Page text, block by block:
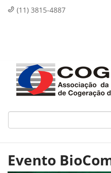
(11) 3815-4887
Evento